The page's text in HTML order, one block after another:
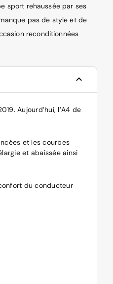
sport rehaussée par ses
pas de style et de
reconditionnées
Aujourd’hui, l’A4 de
et les courbes
et abaissée ainsi
du conducteur